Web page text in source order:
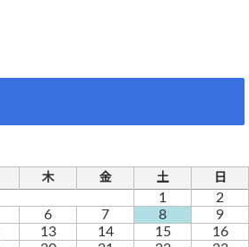
木 金 土 日
1
2
6 7 8
9
13 14 15
16